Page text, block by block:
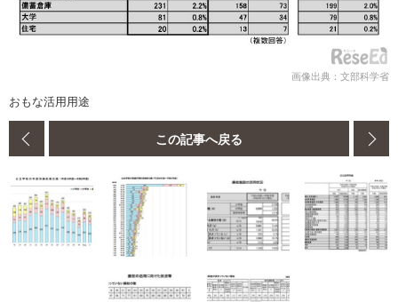
画像出典：文部科学省
おもな活用用途
この記事へ戻る